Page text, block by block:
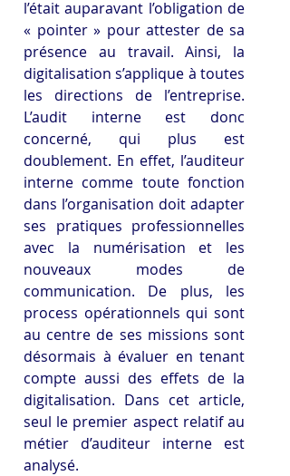
l’était auparavant l’obligation de
« pointer » pour attester de sa
présence au travail. Ainsi, la
digitalisation s’applique à toutes
les directions de l’entreprise.
L’audit interne est donc
concerné, qui plus est
doublement. En effet, l’auditeur
interne comme toute fonction
dans l’organisation doit adapter
ses pratiques professionnelles
avec la numérisation et les
nouveaux modes de
communication. De plus, les
process opérationnels qui sont
au centre de ses missions sont
désormais à évaluer en tenant
compte aussi des effets de la
digitalisation. Dans cet article,
seul le premier aspect relatif au
métier d’auditeur interne est
analysé.